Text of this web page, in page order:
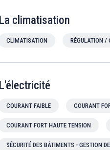
La climatisation
CLIMATISATION RÉGULATION /
L'électricité
COURANT FAIBLE COURANT
COURANT FORT HAUTE TENSION
SÉCURITÉ DES BÂTIMENTS - GESTION